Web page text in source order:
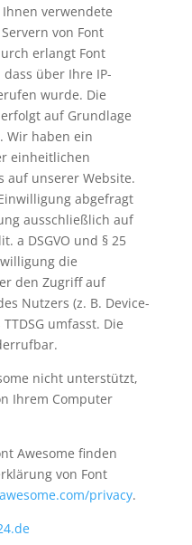
verwendete
von Font
erlangt Font
über Ihre IP-
wurde. Die
auf Grundlage
Wir haben ein
einheitlichen
auf unserer Website.
abgefragt
ausschließlich auf
a DSGVO und § 25
die
den Zugriff auf
Nutzers (z. B. Device-
umfasst. Die
nicht unterstützt,
Ihrem Computer
Awesome finden
von Font
privacy.